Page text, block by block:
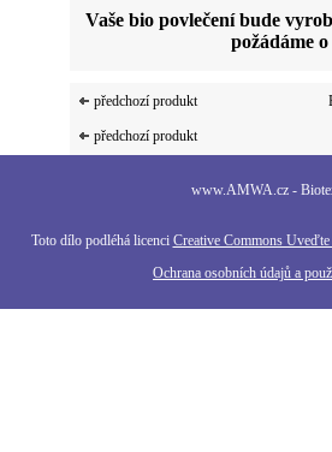
Vaše bio povlečení bude
požádáme
předchozí produkt
předchozí produkt
www.AMWA.cz -
Toto dílo podléhá licenci Creative Commons
Ochrana osobních údajů a